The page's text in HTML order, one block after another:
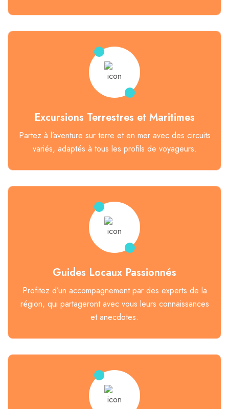
Excursions Terrestres et Maritimes
Partez à l’aventure sur terre et en mer avec des circuits
variés, adaptés à tous les profils de voyageurs.
Guides Locaux Passionnés
Profitez d’un accompagnement par des experts de la
région, qui partageront avec vous leurs connaissances
et anecdotes.